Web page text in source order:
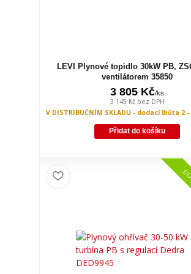
LEVI Plynové topidlo 30kW PB,
ventilátorem 35850
3 805 Kč/ks
3 145 Kč bez DPH
V DISTRIBUČNÍM SKLADU - dodací lhůta 2
Přidat do košíku